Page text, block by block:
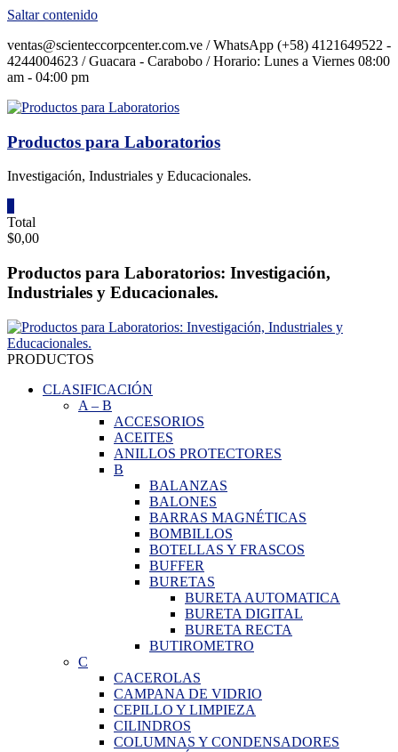
Saltar contenido
ventas@scienteccorpcenter.com.ve / WhatsApp (+58) 4121649522 -
4244004623 / Guacara - Carabobo / Horario: Lunes a Viernes 08:00
am - 04:00 pm
Productos para Laboratorios
Investigación, Industriales y Educacionales.
Total
$0,00
Productos para Laboratorios: Investigación,
Industriales y Educacionales.
PRODUCTOS
CLASIFICACIÓN
A – B
ACCESORIOS
ACEITES
ANILLOS PROTECTORES
B
BALANZAS
BALONES
BARRAS MAGNÉTICAS
BOMBILLOS
BOTELLAS Y FRASCOS
BUFFER
BURETAS
BURETA AUTOMATICA
BURETA DIGITAL
BURETA RECTA
BUTIROMETRO
C
CACEROLAS
CAMPANA DE VIDRIO
CEPILLO Y LIMPIEZA
CILINDROS
COLUMNAS Y CONDENSADORES